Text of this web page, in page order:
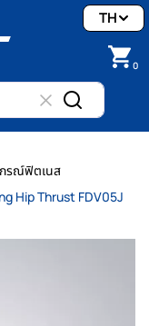
0
TH
รณ์ฟิตเนส
Hip Thrust FDV05J